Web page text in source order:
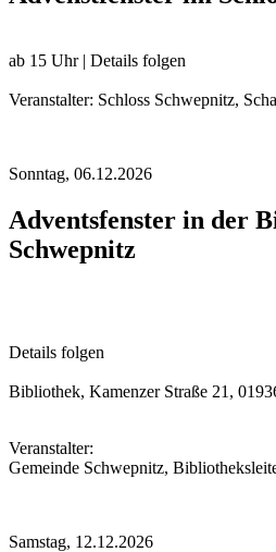
ab 15 Uhr | Details folgen
Veranstalter: Schloss Schwepnitz,
Sonntag, 06.12.2026
Adventsfenster in der
Schwepnitz
Details folgen
Bibliothek, Kamenzer Straße 21,
Veranstalter:
Gemeinde Schwepnitz,
Samstag, 12.12.2026